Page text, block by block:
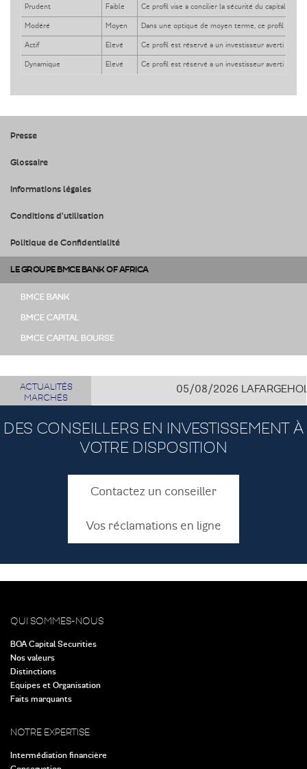
Prudent Faible Ce profil vise à concilier la sécurité du capital et
Modéré Moyen Dans une optique de moyen terme, ce profil
Actif Elevé Ce profil est réservé à un investisseur averti
Dynamique Elevé Ce profil est réservé à un investisseur averti
Presse
Glossaire
Informations légales
Conditions d'utilisation
Politique de Confidentialité
LE GROUPE BMCE BANK OF AFRICA
BMCE BANK
BMCE CAPITAL
BMCE CAPITAL BOURSE
ACTUALITÉS
MARCHÉS
05/08/2026
DES CONSEILLERS EN INVESTISSEMENT À
VOTRE DISPOSITION
Contactez un conseiller
Vos réclamations en ligne
QUI SOMMES-NOUS
BOA Capital Securities
Nos valeurs
Distinctions
Equipes et Organisation
Faits marquants
NOTRE EXPERTISE
Intermédiation financière